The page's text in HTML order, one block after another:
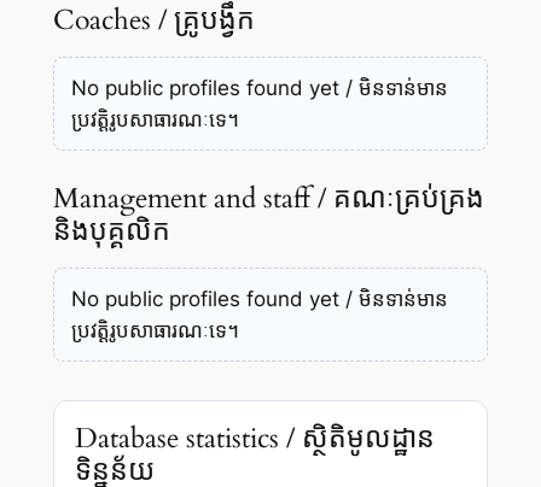
Coaches / គ្រូបង្វឹក
No public profiles found yet / មិនទាន់មាន
ប្រវត្តិរូបសាធារណៈទេ។
Management and staff / គណៈគ្រប់គ្រង
និងបុគ្គលិក
No public profiles found yet / មិនទាន់មាន
ប្រវត្តិរូបសាធារណៈទេ។
Database statistics / ស្ថិតិមូលដ្ឋាន
ទិន្នន័យ